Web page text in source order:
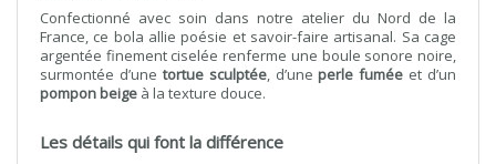
Confectionné avec soin dans notre atelier du Nord de la
France, ce bola allie poésie et savoir-faire artisanal. Sa cage
argentée finement ciselée renferme une boule sonore noire,
surmontée d’une tortue sculptée, d’uneperle fumée et d’un
pompon beige à la texture douce.
Les détails qui font la différence